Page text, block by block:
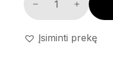
Įsiminti prekę